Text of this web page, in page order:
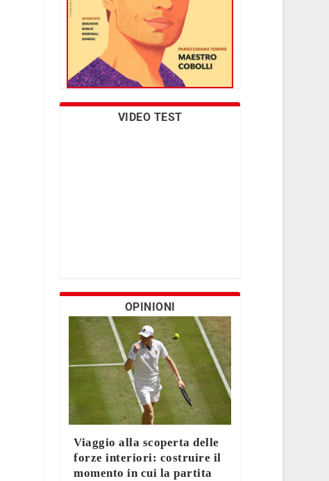
VIDEO TEST
OPINIONI
Viaggio alla scoperta delle
forze interiori: costruire il
momento in cui la partita